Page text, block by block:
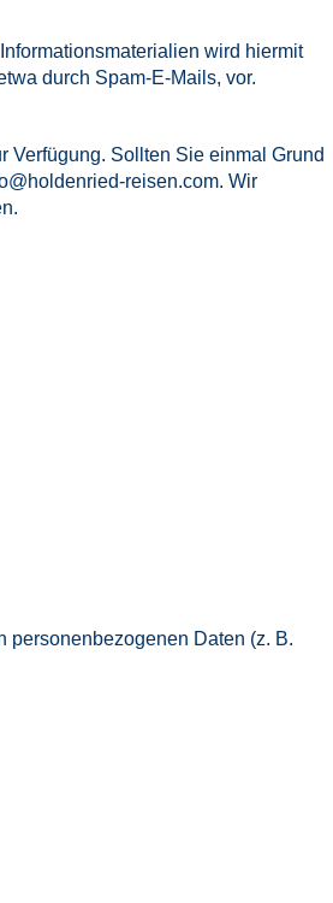
wird hiermit
durch Spam-E-Mails, vor.
Verfügung. Sollten Sie einmal Grund
reisen.com. Wir
personenbezogenen Daten (z. B.